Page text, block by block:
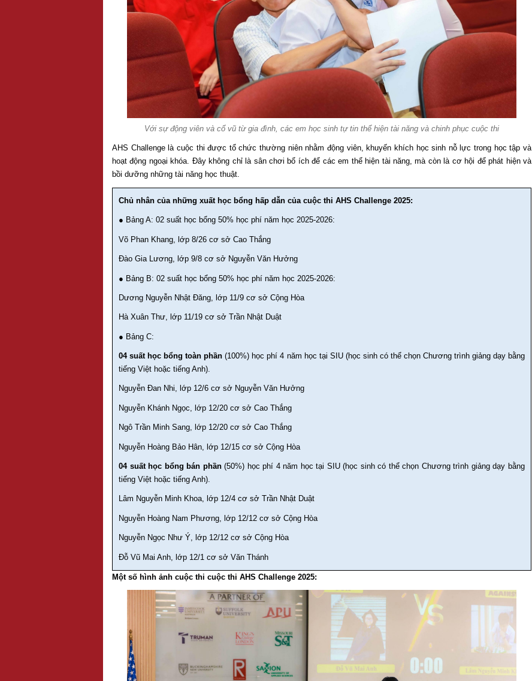
Với sự động viên và cổ vũ từ gia đình, các em học sinh tự tin thể hiện tài năng và chinh phục cuộc thi
AHS Challenge là cuộc thi được tổ chức thường niên nhằm động viên, khuyến khích học sinh nỗ lực trong học tập và
hoạt động ngoại khóa. Đây không chỉ là sân chơi bổ ích để các em thể hiện tài năng, mà còn là cơ hội để phát hiện và
bồi dưỡng những tài năng học thuật.
Chủ nhân của những xuất học bổng hấp dẫn của cuộc thi AHS Challenge 2025:
● Bảng A: 02 suất học bổng 50% học phí năm học 2025-2026:
Võ Phan Khang, lớp 8/26 cơ sở Cao Thắng
Đào Gia Lương, lớp 9/8 cơ sở Nguyễn Văn Hưởng
● Bảng B: 02 suất học bổng 50% học phí năm học 2025-2026:
Dương Nguyễn Nhật Đăng, lớp 11/9 cơ sở Cộng Hòa
Hà Xuân Thư, lớp 11/19 cơ sở Trần Nhật Duật
● Bảng C:
04 suất học bổng toàn phần (100%) học phí 4 năm học tại SIU (học sinh có thể chọn Chương trình giảng dạy bằng
tiếng Việt hoặc tiếng Anh).
Nguyễn Đan Nhi, lớp 12/6 cơ sở Nguyễn Văn Hưởng
Nguyễn Khánh Ngọc, lớp 12/20 cơ sở Cao Thắng
Ngô Trần Minh Sang, lớp 12/20 cơ sở Cao Thắng
Nguyễn Hoàng Bảo Hân, lớp 12/15 cơ sở Cộng Hòa
04 suất học bổng bán phần(50%) học phí 4 năm học tại SIU (học sinh có thể chọn Chương trình giảng dạy bằng
tiếng Việt hoặc tiếng Anh).
Lâm Nguyễn Minh Khoa, lớp 12/4 cơ sở Trần Nhật Duật
Nguyễn Hoàng Nam Phương, lớp 12/12 cơ sở Cộng Hòa
Nguyễn Ngọc Như Ý, lớp 12/12 cơ sở Cộng Hòa
Đỗ Vũ Mai Anh, lớp 12/1 cơ sở Văn Thánh
Một số hình ảnh cuộc thi cuộc thi AHS Challenge 2025: